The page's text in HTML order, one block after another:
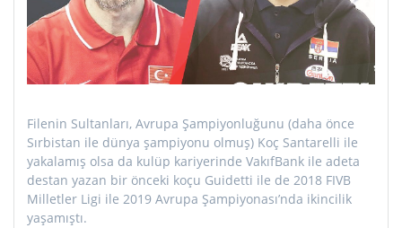
Filenin Sultanları, Avrupa Şampiyonluğunu (daha önce
Sırbistan ile dünya şampiyonu olmuş) Koç Santarelli ile
yakalamış olsa da kulüp kariyerinde VakıfBank ile adeta
destan yazan bir önceki koçu Guidetti ile de 2018 FIVB
Milletler Ligi ile 2019 Avrupa Şampiyonası’nda ikincilik
yaşamıştı.